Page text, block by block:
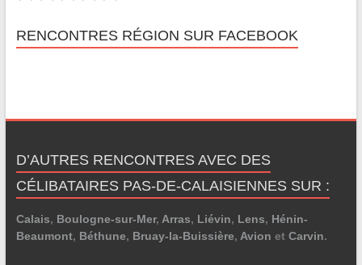
RENCONTRES RÉGION SUR FACEBOOK
D’AUTRES RENCONTRES AVEC DES
CÉLIBATAIRES PAS-DE-CALAISIENNES SUR :
Calais, Boulogne-sur-Mer, Arras, Liévin, Lens, Hénin-
Beaumont, Béthune, Bruay-la-Buissière, Avion et Carvin.